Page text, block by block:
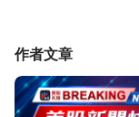
作者文章